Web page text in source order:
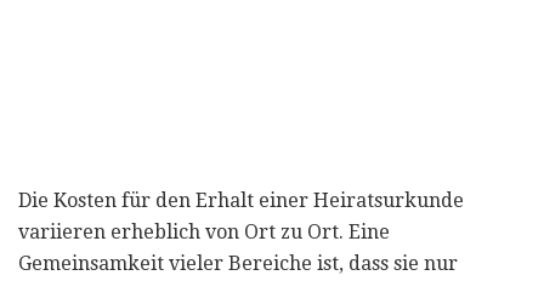
Die Kosten für den Erhalt einer Heiratsurkunde
variieren erheblich von Ort zu Ort. Eine
Gemeinsamkeit vieler Bereiche ist, dass sie nur